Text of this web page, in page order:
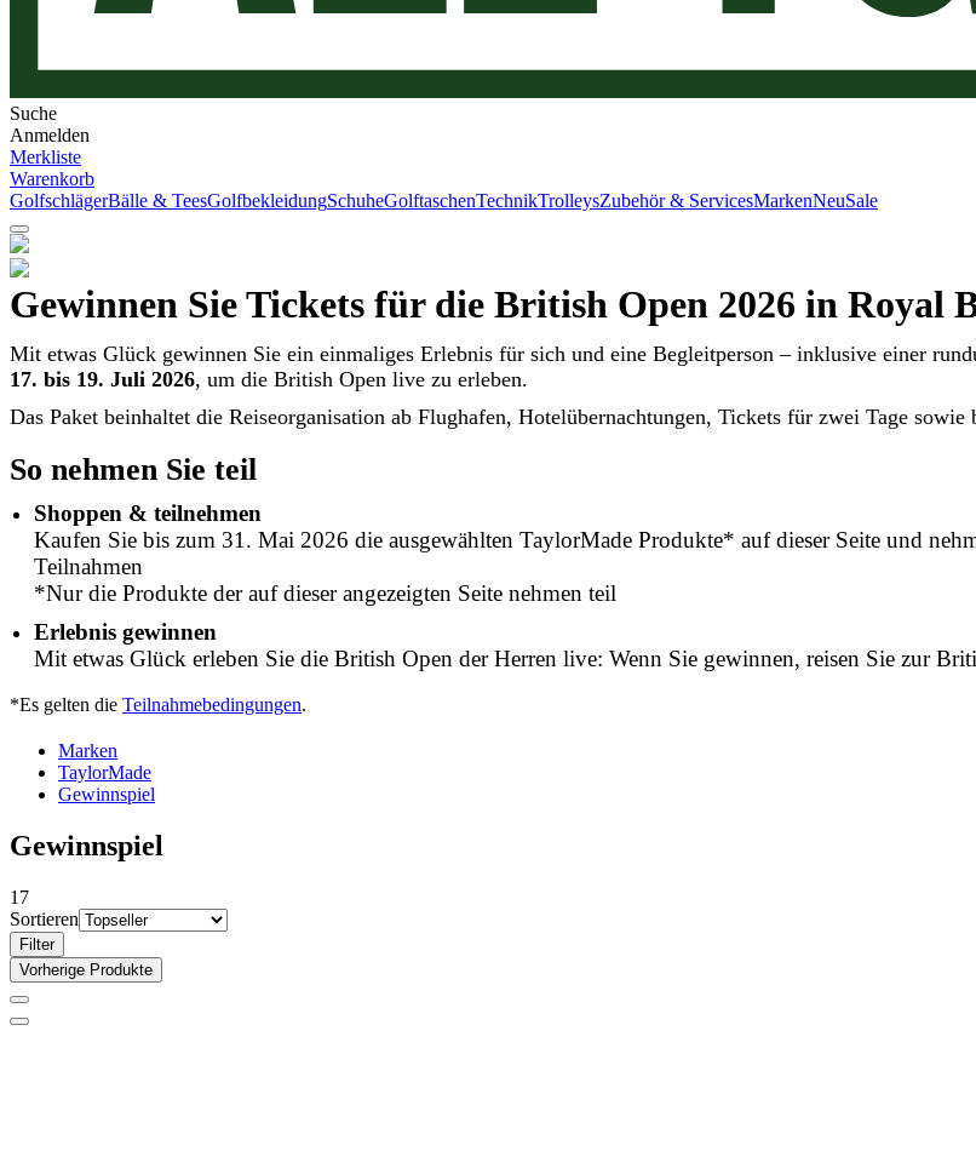
Suche
Anmelden
Merkliste
Warenkorb
GolfschlägerBälle & TeesGolfbekleidungSchuheGolftaschenTechnikTrolleysZubehör & ServicesMarkenNeuSale
Gewinnen Sie Tickets für die British Open 2026 in
Mit etwas Glück gewinnen Sie ein einmaliges Erlebnis für sich und eine Begleitperson – inklusive einer
17. bis 19. Juli 2026, um die British Open live zu erleben.
Das Paket beinhaltet die Reiseorganisation ab Flughafen, Hotelübernachtungen, Tickets für zwei Tage
So nehmen Sie teil
Shoppen & teilnehmen
Kaufen Sie bis zum 31. Mai 2026 die ausgewählten TaylorMade Produkte* auf dieser Seite und
Teilnahmen
*Nur die Produkte der auf dieser angezeigten Seite nehmen teil
Erlebnis gewinnen
Mit etwas Glück erleben Sie die British Open der Herren live: Wenn Sie gewinnen, reisen Sie zur
*Es gelten die Teilnahmebedingungen.
Marken
TaylorMade
Gewinnspiel
Gewinnspiel
17
Sortieren
Filter
Vorherige Produkte